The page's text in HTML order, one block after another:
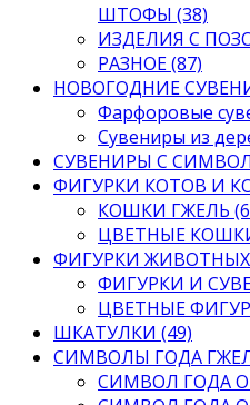
ШТОФЫ (38)
ИЗДЕЛИЯ С
РАЗНОЕ (87)
НОВОГОДНИЕ
Фарфоровые
Сувениры из
СУВЕНИРЫ С
ФИГУРКИ КОТОВ И
КОШКИ ГЖЕЛЬ
ЦВЕТНЫЕ
ФИГУРКИ ЖИВОТНЫХ
ФИГУРКИ И
ЦВЕТНЫЕ
ШКАТУЛКИ (49)
СИМВОЛЫ ГОДА
СИМВОЛ ГОДА